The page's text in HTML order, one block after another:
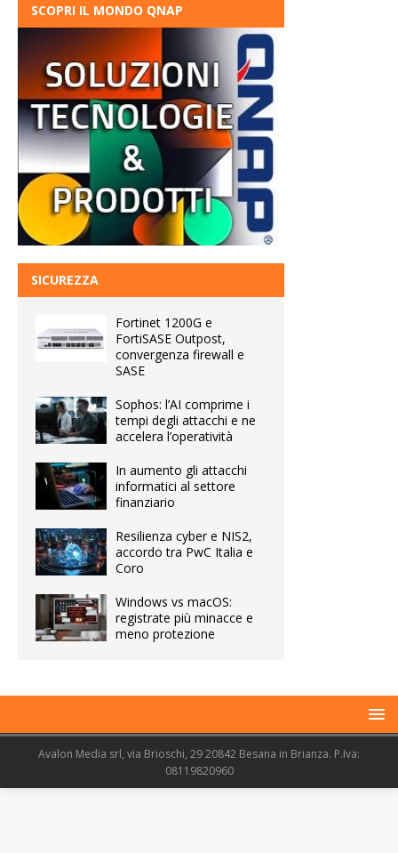
SCOPRI IL MONDO QNAP
SICUREZZA
Fortinet 1200G e
FortiSASE Outpost,
convergenza firewall e
SASE
Sophos: l’AI comprime i
tempi degli attacchi e ne
accelera l’operatività
In aumento gli attacchi
informatici al settore
finanziario
Resilienza cyber e NIS2,
accordo tra PwC Italia e
Coro
Windows vs macOS:
registrate più minacce e
meno protezione
Avalon Media srl, via Brioschi, 29 20842 Besana in Brianza. P.Iva:
08119820960